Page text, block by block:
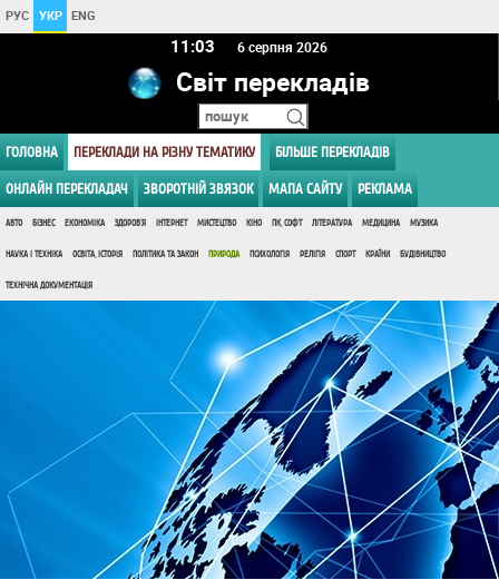
РУС УКР ENG
11 03 6 серпня 2026
Світ перекладів
ГОЛОВНА ПЕРЕКЛАДИ НА РІЗНУ ТЕМАТИКУ БІЛЬШЕ ПЕРЕКЛАДІВ
ОНЛАЙН ПЕРЕКЛАДАЧ ЗВОРОТНІЙ ЗВЯЗОК МАПА САЙТУ РЕКЛАМА
АВТО БІЗНЕС ЕКОНОМІКА ЗДОРОВ'Я ІНТЕРНЕТ МИСТЕЦТВО КІНО ПК, СОФТ ЛІТЕРАТУРА МЕДИЦИНА МУЗИКА
НАУКА І ТЕХНІКА ОСВІТА, ІСТОРІЯ ПОЛІТИКА ТА ЗАКОН ПРИРОДА ПСИХОЛОГІЯ РЕЛІГІЯ СПОРТ КРАЇНИ БУДІВНИЦТВО
ТЕХНІЧНА ДОКУМЕНТАЦІЯ